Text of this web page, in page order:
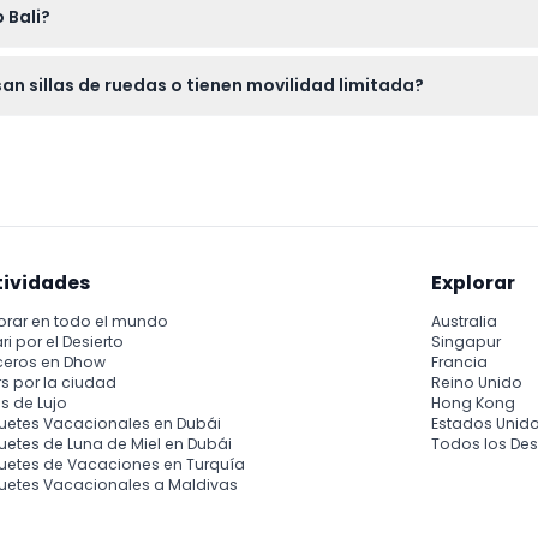
Bali?
sillas de ruedas o tienen movilidad limitada?
en todo el mundo
por el Desierto
en Dhow
por la ciudad
de Lujo
Vacacionales en Dubái
de Luna de Miel en Dubái
de Vacaciones en Turquía
Vacacionales a Maldivas
Explorar
Australia
Singapur
Francia
Reino Unido
Hong Kong
Estados
Todos los